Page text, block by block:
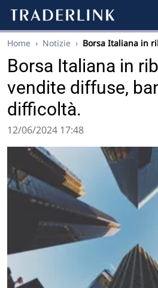
Home › Notizie › Borsa Italiana in
Borsa Italiana in
vendite diffuse,
difficoltà.
12/06/2024 17:48